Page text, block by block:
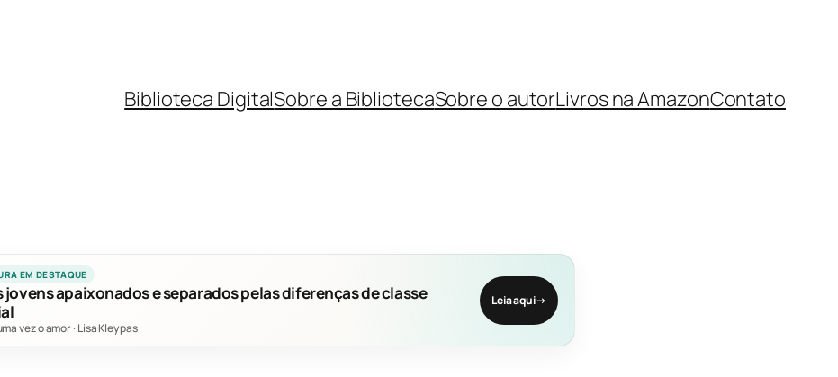
Biblioteca DigitalSobre a BibliotecaSobre o autorLivros na AmazonContato
EM DESTAQUE
jovens apaixonados e separados pelas diferenças de classe
vez o amor · Lisa Kleypas
Leia aqui→